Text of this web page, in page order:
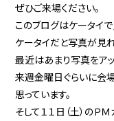
ぜひご来場ください。
このブログはケータイで
ケータイだと写真が見
最近はあまり写真をア
来週金曜日ぐらいに会
思っています。
そして１１日（土）のＰ